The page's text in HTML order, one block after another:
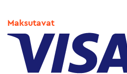
Maksutavat